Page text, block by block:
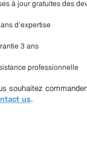
à jour gratuites des
d'expertise
3 ans
professionnelle
souhaitez
us.